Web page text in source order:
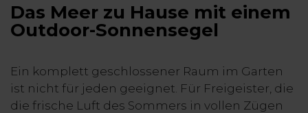
Das Meer zu Hause mit einem
Outdoor-Sonnensegel
Ein komplett geschlossener Raum im Garten
ist nicht für jeden geeignet. Für Freigeister, die
die frische Luft des Sommers in vollen Zügen